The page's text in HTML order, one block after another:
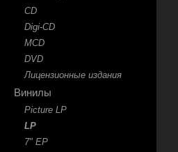
CD
Digi-CD
MCD
DVD
Лицензионные издания
Винилы
Picture LP
LP
7" EP